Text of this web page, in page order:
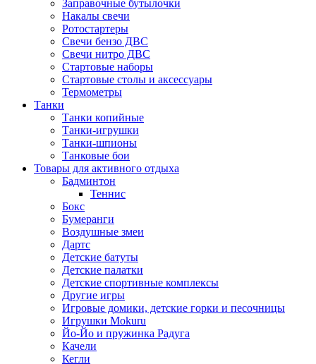
Заправочные бутылочки
Накалы свечи
Ротостартеры
Свечи бензо ДВС
Свечи нитро ДВС
Стартовые наборы
Стартовые столы и аксессуары
Термометры
Танки
Танки копийные
Танки-игрушки
Танки-шпионы
Танковые бои
Товары для активного отдыха
Бадминтон
Теннис
Бокс
Бумеранги
Воздушные змеи
Дартс
Детские батуты
Детские палатки
Детские спортивные комплексы
Другие игры
Игровые домики, детские горки и песочницы
Игрушки Mokuru
Йо-Йо и пружинка Радуга
Качели
Кегли